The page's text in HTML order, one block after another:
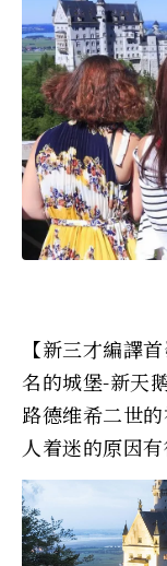
【新三才編譯
名的城堡-新天
路德维希二世
人着迷的原因有